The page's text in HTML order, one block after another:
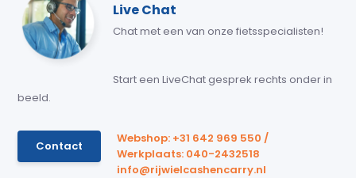
Live Chat
Chat met een van onze fietsspecialisten!
Start een LiveChat gesprek rechts onder in
beeld.
Contact
Webshop: +31 642 969 550 /
Werkplaats: 040-2432518
info@rijwielcashencarry.nl